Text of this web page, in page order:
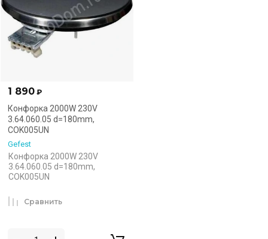
1 890 ₽
Конфорка 2000W 230V
3.64.060.05 d=180mm,
COK005UN
Gefest
Конфорка 2000W 230V
3.64.060.05 d=180mm,
COK005UN
Сравнить